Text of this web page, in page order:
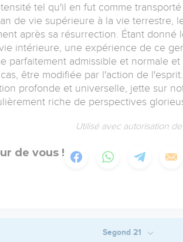
tel qu'il en fut comme transporté
de vie supérieure à la vie terrestre,
après sa résurrection. Étant donné
intérieure, une expérience de ce
parfaitement admissible et normale
être modifiée par l'action de
profonde et universelle, jette sur
riche de perspectives
Utilisé avec autorisation
de vous !
Segond 21